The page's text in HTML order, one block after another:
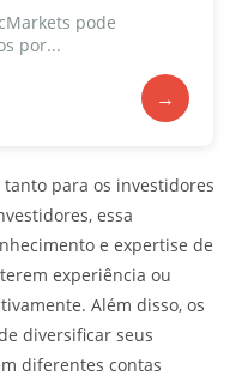
pode
por...
→
para os investidores
essa
e expertise de
experiência ou
Além disso, os
diversificar seus
diferentes contas